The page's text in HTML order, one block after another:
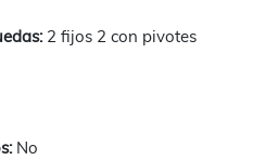
2 fijos 2 con pivotes
No